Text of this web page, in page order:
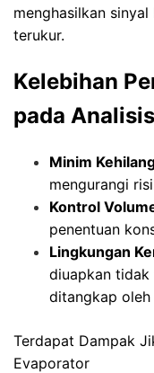
menghasilkan
terukur.
Kelebihan
pada
Minim
mengurangi
Kontrol
penentuan
Lingkungan
diuapkan tidak
ditangkap oleh
Terdapat Dampak
Evaporator